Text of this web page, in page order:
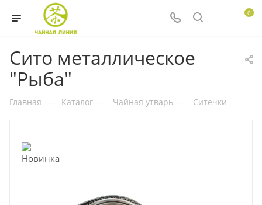
0
Сито металлическое
"Рыба"
Главная — Каталог — Чайная утварь — Ситечки